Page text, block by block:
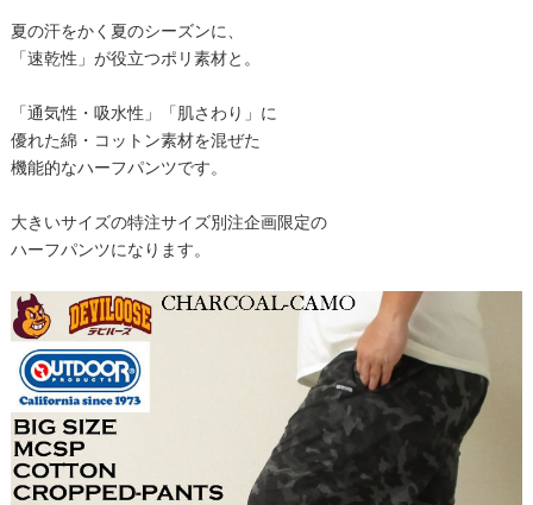
夏の汗をかく夏のシーズンに、
「速乾性」が役立つポリ素材と。
「通気性・吸水性」「肌さわり」に
優れた綿・コットン素材を混ぜた
機能的なハーフパンツです。
大きいサイズの特注サイズ別注企画限定の
ハーフパンツになります。